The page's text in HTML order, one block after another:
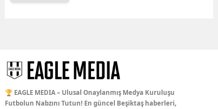
🏆 EAGLE MEDIA – Ulusal Onaylanmış Medya Kuruluşu
Futbolun Nabzını Tutun! En güncel Beşiktaş haberleri,